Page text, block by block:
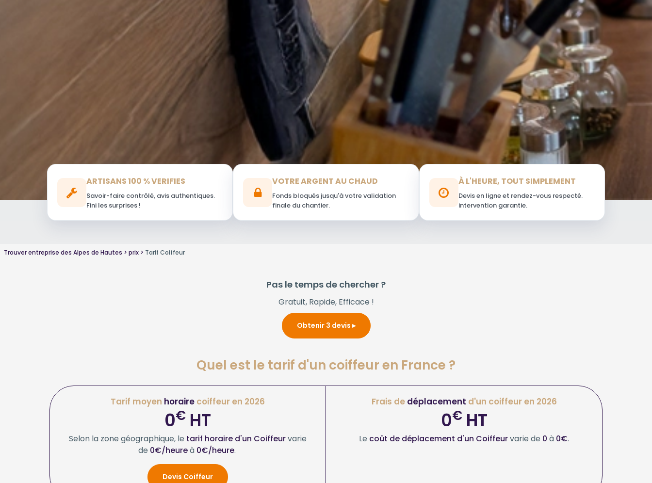
ARTISANS 100 % VERIFIES
Savoir-faire contrôlé, avis authentiques.
Fini les surprises !
VOTRE ARGENT AU CHAUD
Fonds bloqués jusqu'à votre validation
finale du chantier.
À L'HEURE, TOUT SIMPLEMENT
Devis en ligne et rendez-vous respecté.
intervention garantie.
Trouver entreprise des Alpes de Hautes prix Tarif Coiffeur
Pas le temps de chercher ?
Gratuit, Rapide, Efficace !
Obtenir 3 devis
Quel est le tarif d'un coiffeur en France ?
Tarif moyen horaire coiffeur en 2026
0€ HT
Selon la zone géographique, le tarif horaire d'un Coiffeurvarie
de 0€/heureà 0€/heure.
Devis Coiffeur
Frais de déplacement d'un coiffeur en 2026
0€HT
Le coût de déplacement d'un Coiffeurvarie de 0 à 0€.